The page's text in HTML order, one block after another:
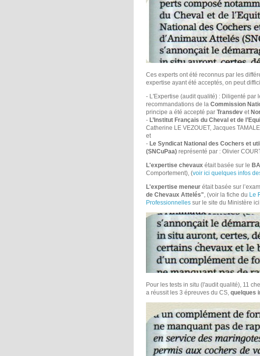
Ces experts ont été reconnus par les
expertise ayant été acceptés, on peut
- L'Expertise (audit qualité) : Diligenté par
recommandations de la Commission
principe a été accepté par Transdev et
- L’Institut Français du Cheval et de
Catherine LE VEZOUET, Jacques
et
- Le Syndicat National des Cochers et
(SNCuPaa) représenté par : Olivier
L'expertise chevaux était basée sur le
Comportement), (voir ici quelques infos
L'expertise meneur était basée sur
de Chevaux Attelés", (voir la fiche du Le
Professionnelles sur le site du Ministère ici
Pour les tests in situ (l'audit qualité), 11
a réussit les 3 épreuves du CS, quelques